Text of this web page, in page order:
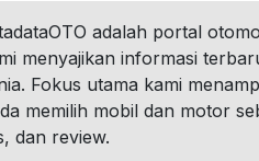
adalah portal
menyajikan informasi
Fokus utama kami
memilih mobil dan motor
dan review.